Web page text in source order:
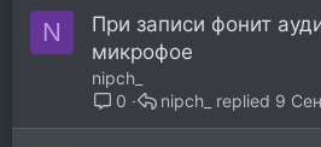
N
При записи фонит
микрофое
nipch_
0
9
nipch_